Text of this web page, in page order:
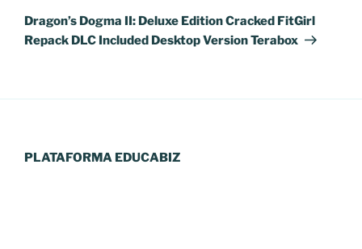
seguinte
Dragon’s Dogma II: Deluxe Edition Cracked FitGirl
Repack DLC Included Desktop Version Terabox
PLATAFORMA EDUCABIZ